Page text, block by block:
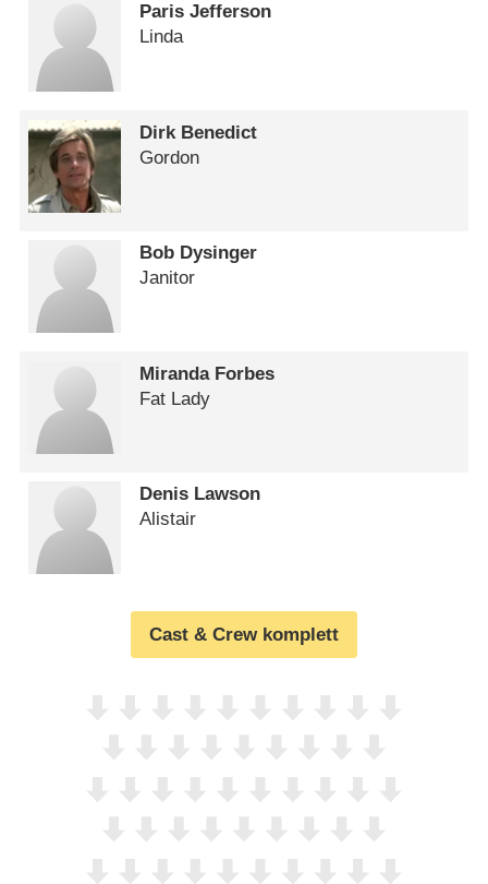
Paris Jefferson
Linda
Dirk Benedict
Gordon
Bob Dysinger
Janitor
Miranda Forbes
Fat Lady
Denis Lawson
Alistair
Cast & Crew komplett